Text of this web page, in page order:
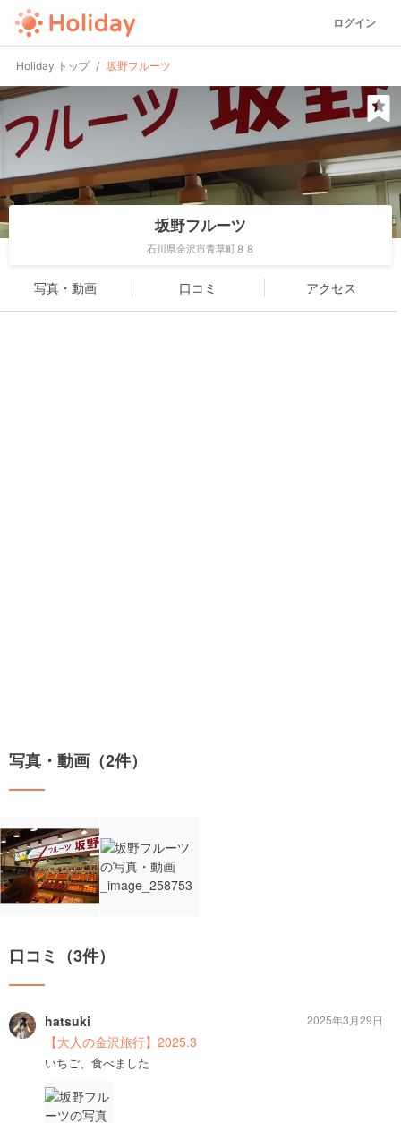
ログイン
Holiday トップ 坂野フルーツ
坂野フルーツ
石川県金沢市青草町８８
写真・動画 口コミ アクセス
写真・動画（2件）
口コミ（3件）
hatsuki
【大人の金沢旅行】2025.3
いちご、食べました
2025年3月29日